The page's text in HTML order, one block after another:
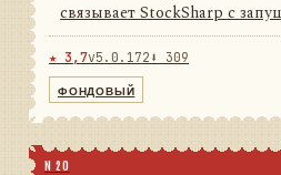
связывает StockSharp с
QUIK через поставляемый
FIX-сессии. Он
таблицы и
★ 3,7v5.0.172 ⬇ 309
ФОНДОВЫЙ
N 20